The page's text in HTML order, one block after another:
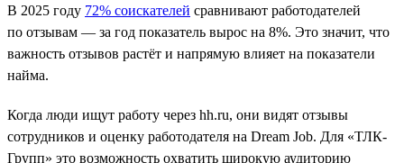
В 2025 году 72% соискателей сравнивают работодателей
по отзывам — за год показатель вырос на 8%. Это значит, что
важность отзывов растёт и напрямую влияет на показатели
найма.
Когда люди ищут работу через hh.ru, они видят отзывы
сотрудников и оценку работодателя на Dream Job. Для «ТЛК-
Групп» это возможность охватить широкую аудиторию